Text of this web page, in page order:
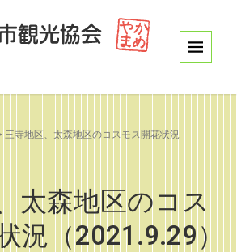
三寺地区、太森地区のコスモス開花状況
太森地区のコス
況（2021.9.29）